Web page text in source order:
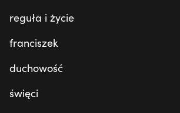
reguła i życie
franciszek
duchowość
święci